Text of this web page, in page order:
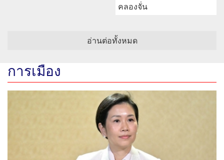
คลองจั่น
อ่านต่อทั้งหมด
การเมือง